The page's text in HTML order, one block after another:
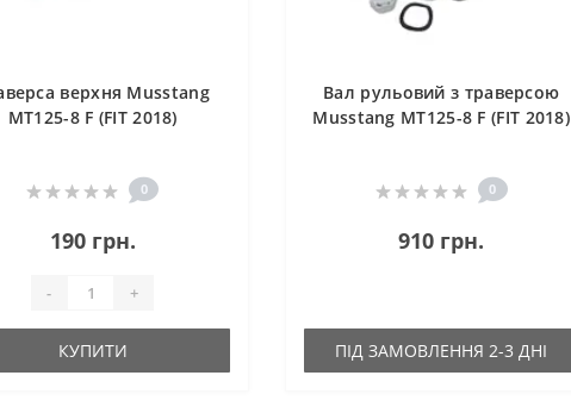
верхня Musstang
MT125-8 F (FIT 2018)
0
190 грн.
- +
КУПИТИ
Вал рульовий з траверсою
Musstang MT125-8 F (FIT 2018)
0
910 грн.
ПІД ЗАМОВЛЕННЯ 2-3 ДНІ